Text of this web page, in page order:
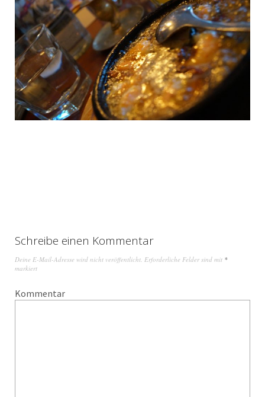
Schreibe einen Kommentar
Deine E-Mail-Adresse wird nicht veröffentlicht. Erforderliche Felder sind mit *
markiert
Kommentar